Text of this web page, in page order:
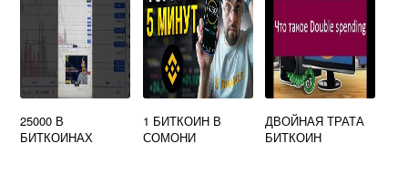
25000 В
БИТКОИНАХ
1 БИТКОИН В
СОМОНИ
ДВОЙНАЯ ТРАТА
БИТКОИН